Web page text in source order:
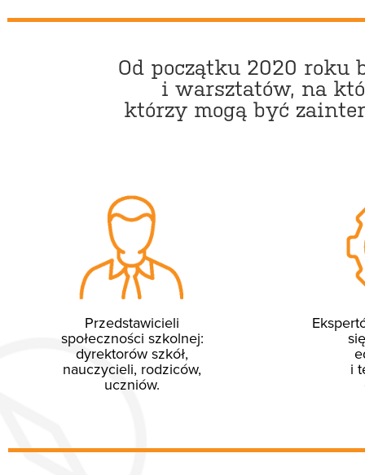
Od początku 2020 roku
i warsztatów, na
którzy mogą być
Przedstawicieli
społeczności szkolnej:
dyrektorów szkół,
nauczycieli, rodziców,
uczniów.
i